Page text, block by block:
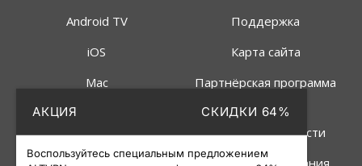
АКЦИЯ СКИДКИ 64%
Воспользуйтесь специальным предложением
Android TV
iOS
Mac
Поддержка
Карта сайта
Партнёрская программа
Политика
конфиденциальности